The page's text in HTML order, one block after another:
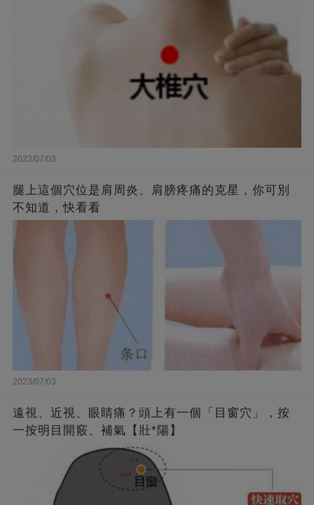
2023/07/03
腿上這個穴位是肩周炎、肩膀疼痛的克星，你可別
不知道，快看看
2023/07/03
遠視、近視、眼睛痛？頭上有一個「目窗穴」，按
一按明目開竅、補氣【壯*陽】